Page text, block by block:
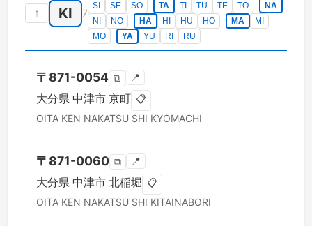
↑ KI 7
SI
SE SO TA TI TU TE TO
NA
NI
NO HA HI HU HO MA
MI
MO
YA YU RI RU
〒 871-0054 ⧉ 📍
大分県 中津市 京町 📋
OITA KEN NAKATSU SHI KYOMACHI
〒 871-0060 ⧉ 📍
大分県 中津市 北稲堀 📋
OITA KEN NAKATSU SHI KITAINABORI